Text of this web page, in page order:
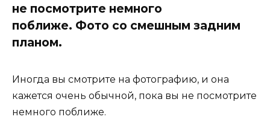
не посмотрите немного
поближе. Фото со смешным задним
планом.
Иногда вы смотрите на фотографию, и она
кажется очень обычной, пока вы не посмотрите
немного поближе.